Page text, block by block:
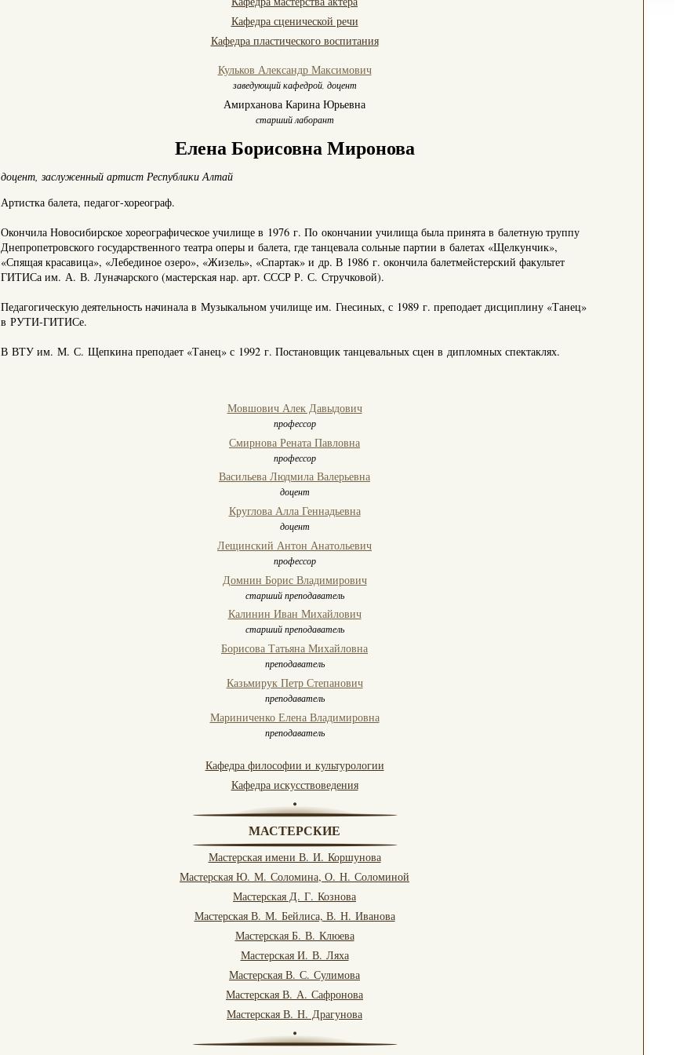
Кафедра сценической речи
Кафедра пластического воспитания
Кульков Александр Максимович
заведующий кафедрой, доцент
Амирханова Карина Юрьевна
старший лаборант
Елена Борисовна Миронова
доцент, заслуженный артист Республики Алтай
Артистка балета, педагог-хореограф.
Окончила Новосибирское хореографическое училище в 1976 г. По окончании училища была принята в балетную труппу
Днепропетровского государственного театра оперы и балета, где танцевала сольные партии в балетах «Щелкунчик»,
«Спящая красавица», «Лебединое озеро», «Жизель», «Спартак» и др. В 1986 г. окончила балетмейстерский факультет
ГИТИСа им. А. В. Луначарского (мастерская нар. арт. СССР Р. С. Стручковой).
Педагогическую деятельность начинала в Музыкальном училище им. Гнесиных, с 1989 г. преподает дисциплину «Танец»
в РУТИ-ГИТИСе.
В ВТУ им. М. С. Щепкина преподает «Танец» с 1992 г. Постановщик танцевальных сцен в дипломных спектаклях.
Мовшович Алек Давыдович
профессор
Смирнова Рената Павловна
профессор
Васильева Людмила Валерьевна
доцент
Круглова Алла Геннадьевна
доцент
Лещинский Антон Анатольевич
профессор
Домнин Борис Владимирович
старший преподаватель
Калинин Иван Михайлович
старший преподаватель
Борисова Татьяна Михайловна
преподаватель
Казьмирук Петр Степанович
преподаватель
Мариниченко Елена Владимировна
преподаватель
Кафедра философии и культурологии
Кафедра искусствоведения
МАСТЕРСКИЕ
Мастерская имени В. И. Коршунова
Мастерская Ю. М. Соломина, О. Н. Соломиной
Мастерская Д. Г. Кознова
Мастерская В. М. Бейлиса, В. Н. Иванова
Мастерская Б. В. Клюева
Мастерская И. В. Ляха
Мастерская В. С. Сулимова
Мастерская В. А. Сафронова
Мастерская В. Н. Драгунова